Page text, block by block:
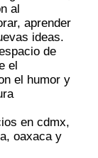
al
aprender
ideas.
de
el
el humor y
en cdmx,
oaxaca y